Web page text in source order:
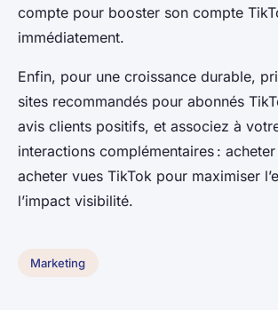
compte pour booster son compte
immédiatement.
Enfin, pour une croissance durable,
sites recommandés pour abonnés
avis clients positifs, et associez à
interactions complémentaires :
acheter vues TikTok pour maximiser
l’impact visibilité.
Marketing